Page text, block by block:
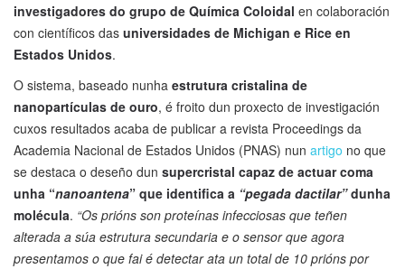
investigadores do grupo de Química Coloidal en colaboración
con científicos das universidades de Michigan e Rice en
Estados Unidos.
O sistema, baseado nunha estrutura cristalina de
nanopartículas de ouro, é froito dun proxecto de investigación
cuxos resultados acaba de publicar a revista Proceedings da
Academia Nacional de Estados Unidos (PNAS) nun artigo no que
se destaca o deseño dun supercristal capaz de actuar coma
unha “nanoantena” que identifica a “pegada dactilar”dunha
molécula. “Os prións son proteínas infecciosas que teñen
alterada a súa estrutura secundaria e o sensor que agora
presentamos o que fai é detectar ata un total de 10 prións por